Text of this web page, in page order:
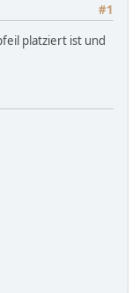
#1
platziert ist und